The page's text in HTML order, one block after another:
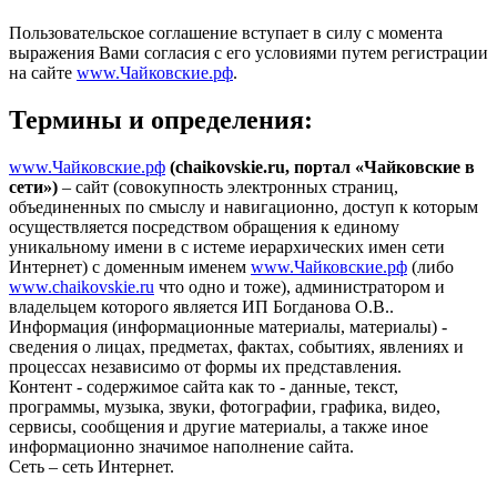
Пользовательское соглашение вступает в силу с момента
выражения Вами согласия с его условиями путем регистрации
на сайте www.Чайковские.рф.
Термины и определения:
www.Чайковские.рф (chaikovskie.ru, портал «Чайковские в
сети») – сайт (совокупность электронных страниц,
объединенных по смыслу и навигационно, доступ к которым
осуществляется посредством обращения к единому
уникальному имени в с истеме иерархических имен сети
Интернет) с доменным именем www.Чайковские.рф (либо
www.chaikovskie.ru что одно и тоже), администратором и
владельцем которого является ИП Богданова О.В..
Информация (информационные материалы, материалы) -
сведения о лицах, предметах, фактах, событиях, явлениях и
процессах независимо от формы их представления.
Контент - содержимое сайта как то - данные, текст,
программы, музыка, звуки, фотографии, графика, видео,
сервисы, сообщения и другие материалы, а также иное
информационно значимое наполнение сайта.
Сеть – сеть Интернет.